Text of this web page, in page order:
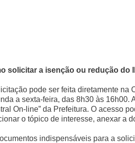
solicitar a isenção ou redução do
pode ser feita diretamente na
a sexta-feira, das 8h30 às 16h00.
On-line” da Prefeitura. O acesso
o tópico de interesse, anexar a
indispensáveis para a